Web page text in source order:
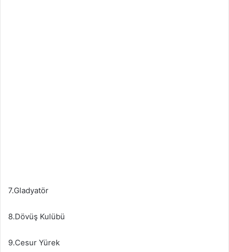
7.Gladyatör
8.Dövüş Kulübü
9.Cesur Yürek